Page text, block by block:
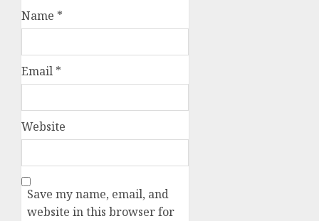
Name *
Email *
Website
Save my name, email, and
website in this browser for